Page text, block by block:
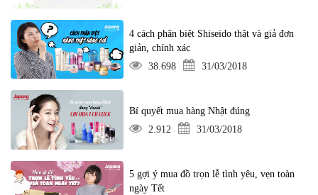
4 cách phân biệt Shiseido thật và giả đơn
giản, chính xác
38.698
31/03/2018
Bí quyết mua hàng Nhật đúng
2.912
31/03/2018
5 gợi ý mua đồ trọn lễ tình yêu, vẹn toàn
ngày Tết